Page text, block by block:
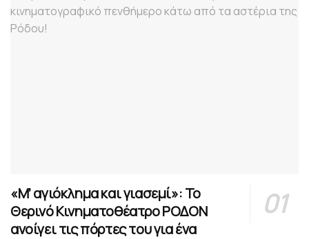
«Μ’ αγιόκλημα και γιασεμί»: Το
Θερινό Κινηματοθέατρο ΡΟΔΟΝ
ανοίγει τις πόρτες του για ένα